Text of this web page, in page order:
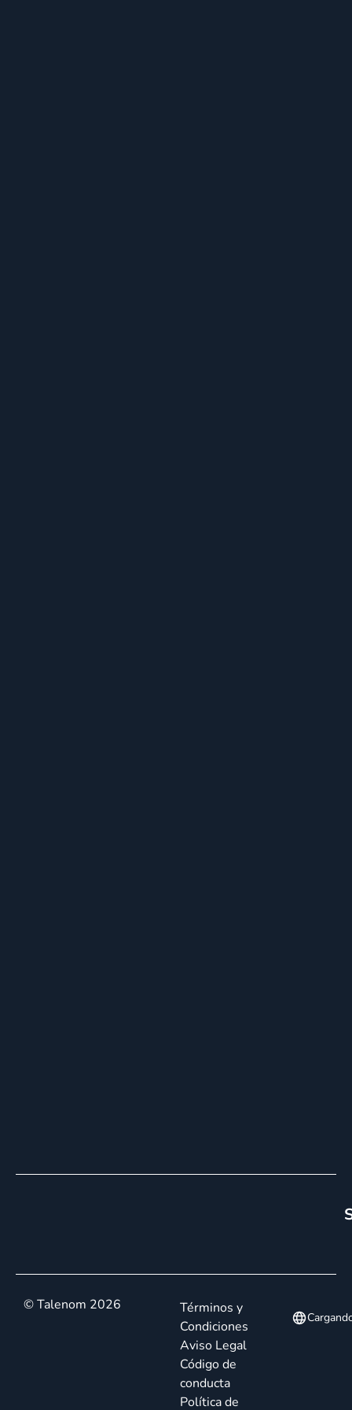
© Talenom 2026
Términos y
Condiciones
Aviso Legal
Código de
conducta
Política de